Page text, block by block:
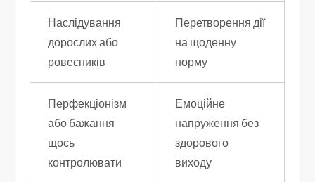
Наслідування
дорослих або
ровесників
Перетворення дії
на щоденну
норму
Перфекціонізм
або бажання
щось
контролювати
Емоційне
напруження без
здорового
виходу